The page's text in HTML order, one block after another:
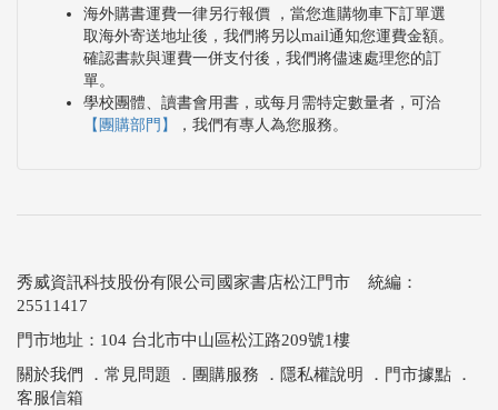
海外購書運費一律另行報價 ，當您進購物車下訂單選
取海外寄送地址後，我們將另以mail通知您運費金額。
確認書款與運費一併支付後，我們將儘速處理您的訂
單。
學校團體、讀書會用書，或每月需特定數量者，可洽
【團購部門】
，我們有專人為您服務。
秀威資訊科技股份有限公司國家書店松江門市 統編：
25511417
門市地址：104 台北市中山區松江路209號1樓
關於我們
． 常見問題 ． 團購服務 ． 隱私權說明 ． 門市據點 ．
客服信箱